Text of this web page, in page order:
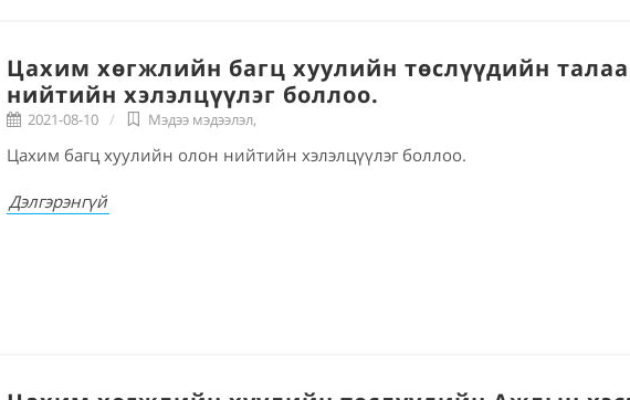
Цахим хөгжлийн багц хуулийн төслүүдийн
нийтийн хэлэлцүүлэг боллоо.
2021-08-10 Мэдээ мэдээлэл,
Цахим багц хуулийн олон нийтийн хэлэлцүүлэг боллоо.
Дэлгэрэнгүй